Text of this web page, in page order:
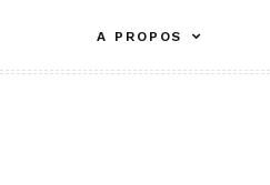
contenu
A PROPOS